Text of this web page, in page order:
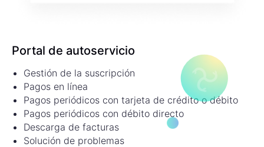
Portal de autoservicio
Gestión de la suscripción
Pagos en línea
Pagos periódicos con tarjeta de crédito o débito
Pagos periódicos con débito directo
Descarga de facturas
Solución de problemas